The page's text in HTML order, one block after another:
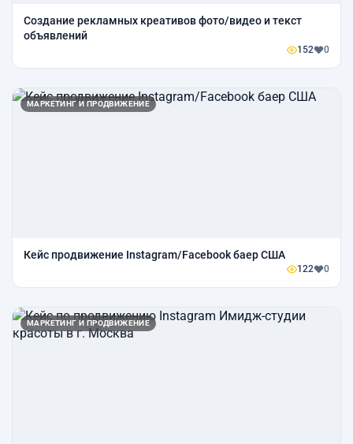
Создание рекламных креативов фото/видео и текст
объявлений
152 0
МАРКЕТИНГ И ПРОДВИЖЕНИЕ
Кейс продвижение Instagram/Facebook баер США
122 0
МАРКЕТИНГ И ПРОДВИЖЕНИЕ